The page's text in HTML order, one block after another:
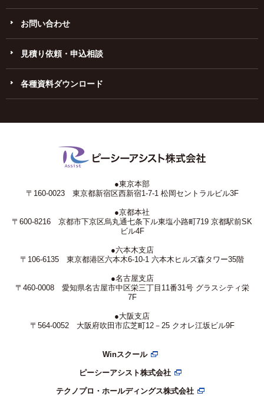
お問い合わせ
見積り依頼・申込相談
各種資料ダウンロード
●東京本部
〒160-0023 東京都新宿区西新宿1-7-1 松岡セントラルビル3F
●京都本社
〒600-8216 京都市下京区烏丸通七条下ル東塩小路町719 京都駅前SK
ビル4F
●六本木支店
〒106-6135 東京都港区六本木6-10-1 六本木ヒルズ森タワー35階
●名古屋支店
〒460-0008 愛知県名古屋市中区栄三丁目11番31号 グラスシティ栄
7F
●大阪支店
〒564-0052 大阪府吹田市広芝町12－25 クオレ江坂ビル9F
Winスクール
ピーシーアシスト株式会社
テクノプロ・ホールディングス株式会社